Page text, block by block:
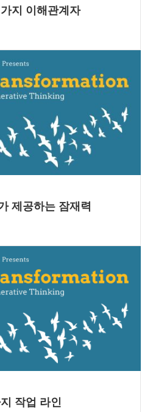
지 이해관계자
제공하는 잠재력
작업 라인